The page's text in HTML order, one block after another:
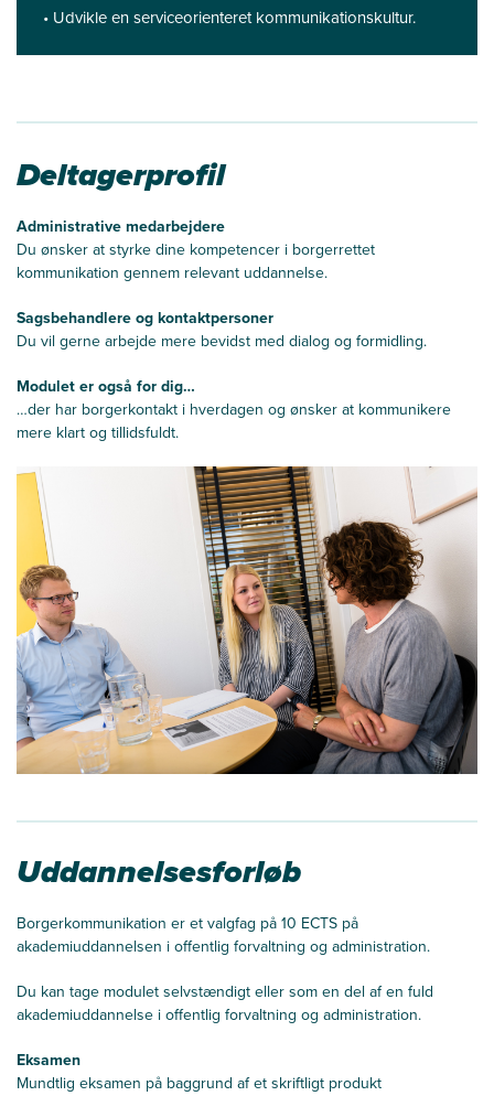
• Udvikle en serviceorienteret kommunikationskultur.
Deltagerprofil
Administrative medarbejdere
Du ønsker at styrke dine kompetencer i borgerrettet
kommunikation gennem relevant uddannelse.
Sagsbehandlere og kontaktpersoner
Du vil gerne arbejde mere bevidst med dialog og formidling.
Modulet er også for dig…
…der har borgerkontakt i hverdagen og ønsker at kommunikere
mere klart og tillidsfuldt.
Uddannelsesforløb
Borgerkommunikation er et valgfag på 10 ECTS på
akademiuddannelsen i offentlig forvaltning og administration.
Du kan tage modulet selvstændigt eller som en del af en fuld
akademiuddannelse i offentlig forvaltning og administration.
Eksamen
Mundtlig eksamen på baggrund af et skriftligt produkt